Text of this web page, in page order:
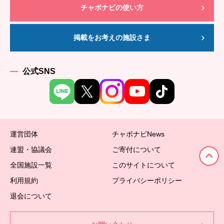
チャボナビの使い方
掲載をお考えの施設さま
公式SNS
運営団体
チャボナビNews
連盟・協議会
ご寄付について
全国施設一覧
このサイトについて
利用規約
プライバシーポリシー
退会について